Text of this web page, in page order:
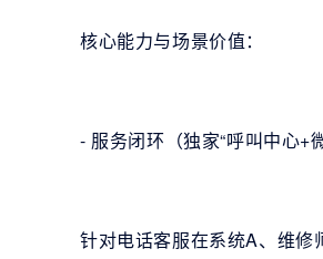
核心能力与场景价值：
- 服务闭环（独家“呼叫中心+
针对电话客服在系统A、维